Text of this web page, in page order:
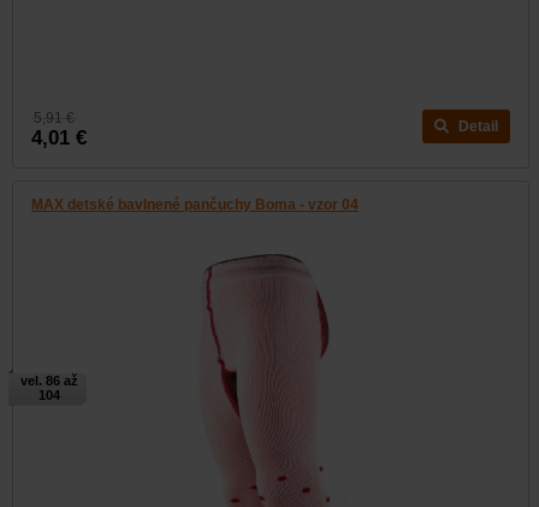
5,91 €
4,01 € Detail
MAX detské bavlnené pančuchy Boma - vzor 04
vel. 86 až
104